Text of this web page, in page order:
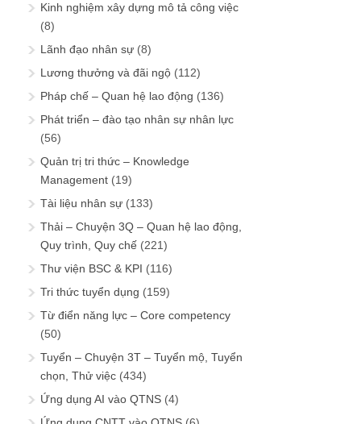
Kinh nghiệm xây dựng mô tả công việc
(8)
Lãnh đạo nhân sự (8)
Lương thưởng và đãi ngộ (112)
Pháp chế – Quan hệ lao động (136)
Phát triển – đào tạo nhân sự nhân lực
(56)
Quản trị tri thức – Knowledge
Management (19)
Tài liệu nhân sự (133)
Thải – Chuyện 3Q – Quan hệ lao động,
Quy trình, Quy chế (221)
Thư viện BSC & KPI (116)
Tri thức tuyển dụng (159)
Từ điển năng lực – Core competency
(50)
Tuyển – Chuyện 3T – Tuyển mộ, Tuyển
chọn, Thử việc (434)
Ứng dụng AI vào QTNS (4)